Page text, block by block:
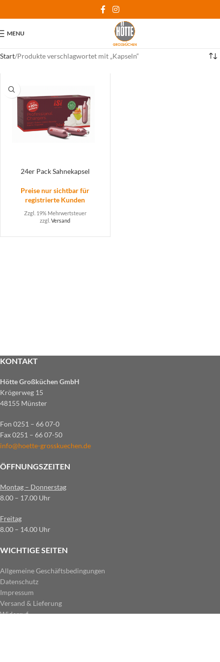
MENU
Start Produkte verschlagwortet mit „Kapseln“
24er Pack Sahnekapsel
Preise nur sichtbar für
registrierte Kunden
Zzgl. 19% Mehrwertsteuer
zzgl.Versand
KONTAKT
Hötte Großküchen GmbH
Krögerweg 15
48155 Münster
Fon 0251 – 66 07-0
Fax 0251 – 66 07-50
info@hoette-grosskuechen.de
ÖFFNUNGSZEITEN
Montag – Donnerstag
8.00 – 17.00 Uhr
Freitag
8.00 – 14.00 Uhr
WICHTIGE SEITEN
Allgemeine Geschäftsbedingungen
Datenschutz
Impressum
Versand & Lieferung
Widerruf